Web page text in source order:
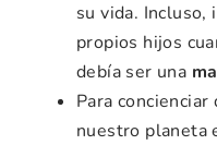
su vida. Incluso,
propios hijos
debía ser una
Para
nuestro planeta